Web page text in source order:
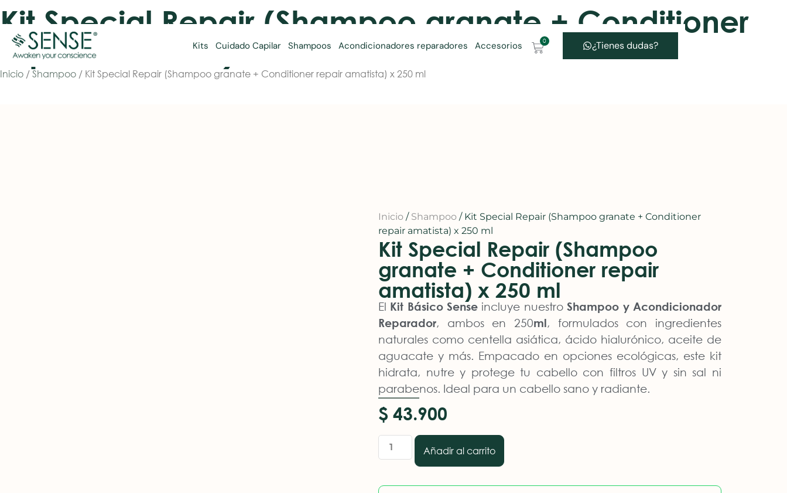
Kits Cuidado Capilar Shampoos Acondicionadores reparadores Accesorios 0 ¿Tienes dudas?
Kit Special Repair (Shampoo granate + Conditioner
repair amatista) x 250 ml
Inicio /Shampoo / Kit Special Repair (Shampoo granate + Conditioner repair amatista) x 250 ml
Inicio/ Shampoo/ Kit Special Repair (Shampoo granate + Conditioner
repair amatista) x 250 ml
Kit Special Repair (Shampoo
granate + Conditioner repair
amatista) x 250 ml
El Kit Básico Sense incluye nuestroShampoo y Acondicionador
Reparador, ambos en 250ml, formulados con ingredientes
naturales como centella asiática, ácido hialurónico, aceite de
aguacate y más. Empacado en opciones ecológicas, este kit
hidrata, nutre y protege tu cabello con filtros UV y sin sal ni
parabenos. Ideal para un cabello sano y radiante.
$ 43.900
Añadir al carrito